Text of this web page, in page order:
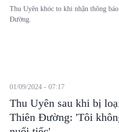
Thu Uyên khóc to khi nhận thông
Đường.
Thu Uyên sau khi bị
Thiên Đường: 'Tôi
01/09/2024 - 07:17